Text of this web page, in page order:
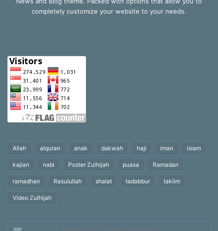
completely customize your website to your needs.
Allah alquran anak dakwah haji iman islam
kajian nabi Poster Zulhijah puasa Ramadan
ramadhan Rasulullah shalat tadabbur taklim
Video Zulhijah